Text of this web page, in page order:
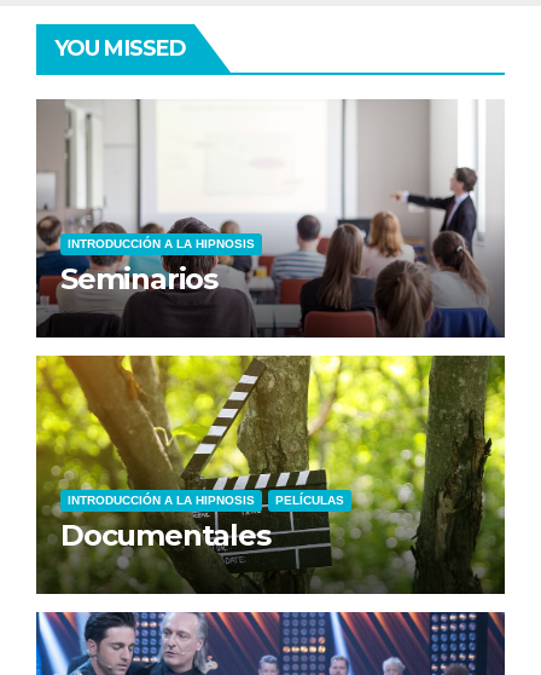
YOU MISSED
INTRODUCCIÓN A LA HIPNOSIS
Seminarios
INTRODUCCIÓN A LA HIPNOSIS PELÍCULAS
Documentales